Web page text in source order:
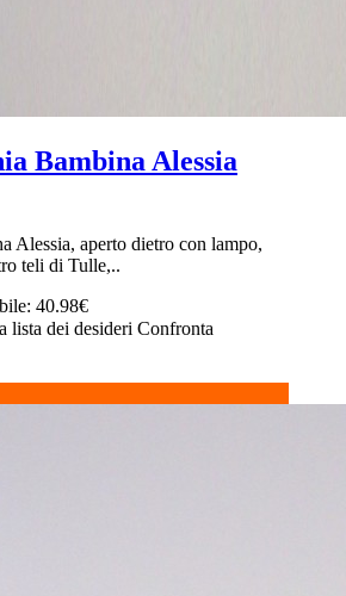
Bambina Alessia
Alessia, aperto dietro con lampo,
teli di Tulle,..
40.98€
lista dei desideri Confronta